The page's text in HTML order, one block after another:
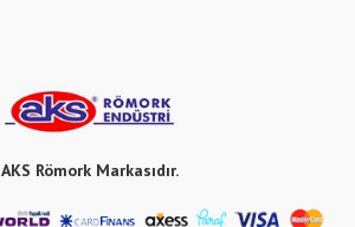
AKS Römork Markasıdır.